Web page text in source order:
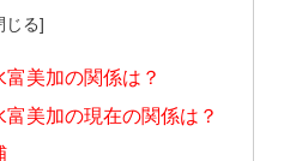
美加の関係は？
美加の現在の関係は？